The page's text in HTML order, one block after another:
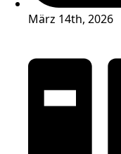
März 14th, 2026